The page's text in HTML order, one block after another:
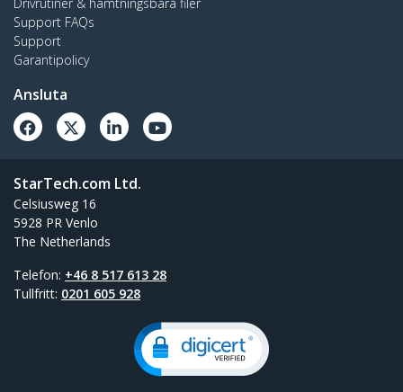
Support FAQs
Support
Garantipolicy
Ansluta
StarTech.com Ltd.
Celsiusweg 16
5928 PR Venlo
The Netherlands
Telefon: +46 8 517 613 28
Tullfritt: 0201 605 928